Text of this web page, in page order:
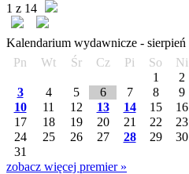
1 z 14
Kalendarium wydawnicze - sierpień
Pn
Wt Śr Cz Pi So
Ni
1
2
3
4 5 6 7 8
9
10
11 12 13 14 15
16
17
18 19 20 21 22
23
24
25 26 27 28 29
30
31
zobacz więcej premier »